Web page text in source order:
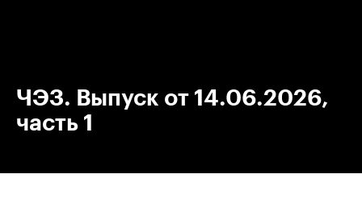
ЧЭЗ. Выпуск от 14.06.2026,
часть 1